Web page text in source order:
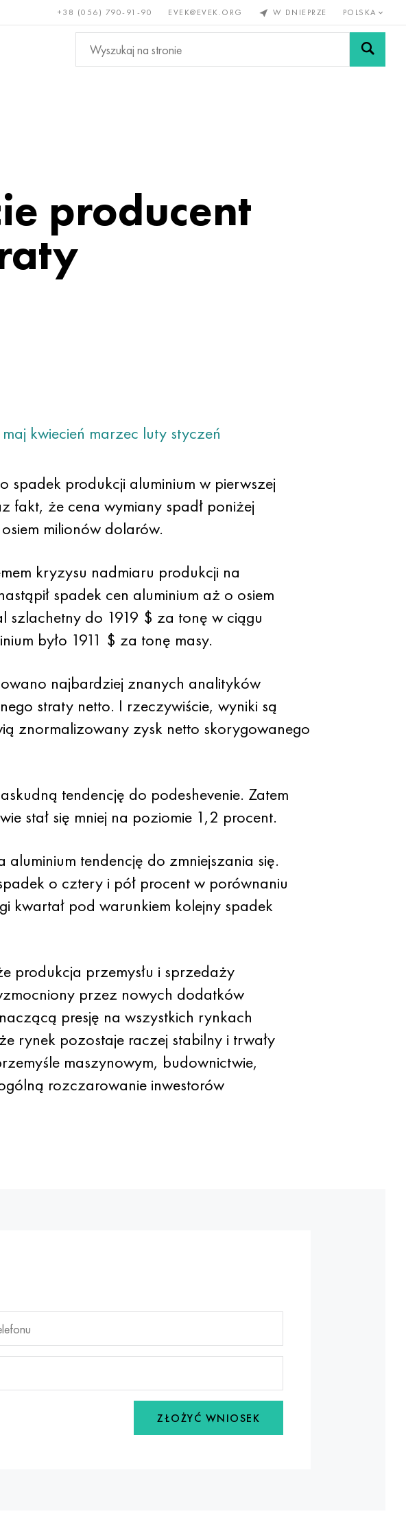
+38 (056) 790-91-90 EVEK@EVEK.ORG W DNIEPRZE POLSKA
Metale
nieżelazne
Stali Siatki i
producent
maj kwiecień marzec luty styczeń
spadek produkcji aluminium w pierwszej
fakt, że cena wymiany spadł poniżej
milionów dolarów.
kryzysu nadmiaru produkcji na
spadek cen aluminium aż o osiem
szlachetny do 1919 $ za tonę w ciągu
było 1911 $ za tonę masy.
najbardziej znanych analityków
straty netto. I rzeczywiście, wyniki są
znormalizowany zysk netto skorygowanego
tendencję do podeshevenie. Zatem
stał się mniej na poziomie 1,2 procent.
tendencję do zmniejszania się.
o cztery i pół procent w porównaniu
kwartał pod warunkiem kolejny spadek
​​produkcja przemysłu i sprzedaży
przez nowych dodatków
presję na wszystkich rynkach
rynek pozostaje raczej stabilny i trwały
maszynowym, budownictwie,
rozczarowanie inwestorów
ZŁOŻYĆ WNIOSEK